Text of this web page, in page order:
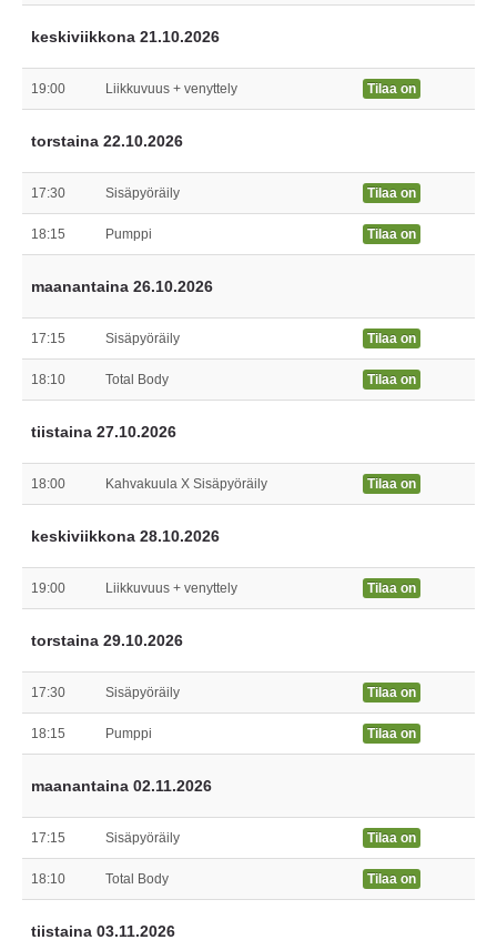
keskiviikkona 21.10.2026
19:00 Liikkuvuus + venyttely Tilaa on
torstaina 22.10.2026
17:30 Sisäpyöräily Tilaa on
18:15 Pumppi Tilaa on
maanantaina 26.10.2026
17:15 Sisäpyöräily Tilaa on
18:10 Total Body Tilaa on
tiistaina 27.10.2026
18:00 Kahvakuula X Sisäpyöräily Tilaa on
keskiviikkona 28.10.2026
19:00 Liikkuvuus + venyttely Tilaa on
torstaina 29.10.2026
17:30 Sisäpyöräily Tilaa on
18:15 Pumppi Tilaa on
maanantaina 02.11.2026
17:15 Sisäpyöräily Tilaa on
18:10 Total Body Tilaa on
tiistaina 03.11.2026